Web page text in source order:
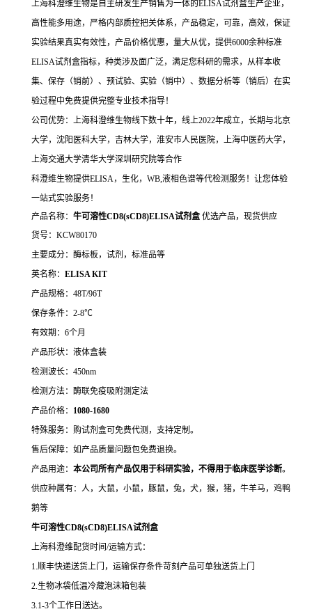
上海科澄维生物是自主研发生产销售为一体的ELISA试剂盒生产企业，
高性能多用途，严格内部质控把关体系，产品稳定，可靠，高效，保证
实验结果真实有效性，产品价格优惠，量大从优，提供6000余种标准
ELISA试剂盒指标，种类涉及面广泛，满足您科研的需求，从样本收
集、保存（销前）、预试验、实验（销中）、数据分析等（销后）在实
验过程中免费提供完整专业技术指导！
公司优势：上海科澄维生物线下数十年，线上2022年成立，长期与北京
大学，沈阳医科大学，吉林大学，淮安市人民医院，上海中医药大学，
上海交通大学清华大学深圳研究院等合作
科澄维生物提供ELISA，生化，WB,液相色谱等代检测服务！让您体验
一站式实验服务！
产品名称： 牛可溶性CD8(sCD8)ELISA试剂盒 优选产品，现货供应
货号：KCW80170
主要成分：酶标板，试剂，标准品等
英名称： ELISA KIT
产品规格：48T/96T
保存条件：2-8℃
有效期：6个月
产品形状：液体盒装
检测波长：450nm
检测方法：酶联免疫吸附测定法
产品价格： 1080-1680
特殊服务：购试剂盒可免费代测，支持定制。
售后保障：如产品质量问题包免费退换。
产品用途： 本公司所有产品仅用于科研实验，不得用于临床医学诊断。
供应种属有：人，大鼠，小鼠，豚鼠，兔，犬，猴，猪，牛羊马，鸡鸭
鹅等
牛可溶性CD8(sCD8)ELISA试剂盒
上海科澄维配货时间/运输方式：
1.顺丰快递送货上门，运输保存条件苛刻产品可单独送货上门
2.生物冰袋低温冷藏泡沫箱包装
3.1-3个工作日送达。